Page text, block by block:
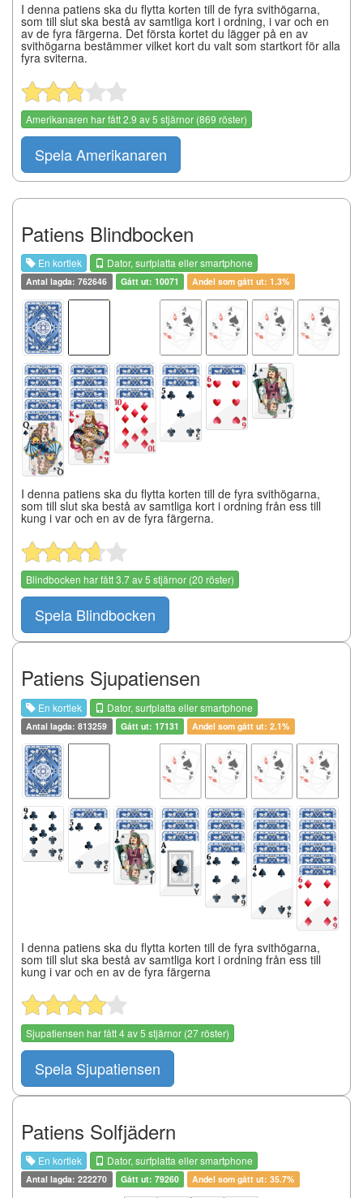
I denna patiens ska du flytta korten till de fyra svithögarna,
som till slut ska bestå av samtliga kort i ordning, i var och en
av de fyra färgerna. Det första kortet du lägger på en av
svithögarna bestämmer vilket kort du valt som startkort för alla
fyra sviterna.
Amerikanaren har fått2.9 av5 stjärnor (869 röster)
Spela Amerikanaren
Patiens Blindbocken
En kortlek Dator, surfplatta eller smartphone
Antal lagda: 762646 Gått ut: 10071 Andel som gått ut: 1.3%
I denna patiens ska du flytta korten till de fyra svithögarna,
som till slut ska bestå av samtliga kort i ordning från ess till
kung i var och en av de fyra färgerna.
Blindbocken har fått3.7av5 stjärnor (20 röster)
Spela Blindbocken
Patiens Sjupatiensen
En kortlek Dator, surfplatta eller smartphone
Antal lagda: 813259 Gått ut: 17131 Andel som gått ut: 2.1%
I denna patiens ska du flytta korten till de fyra svithögarna,
som till slut ska bestå av samtliga kort i ordning från ess till
kung i var och en av de fyra färgerna
Sjupatiensen har fått4av5 stjärnor (27röster)
Spela Sjupatiensen
Patiens Solfjädern
En kortlek Dator, surfplatta eller smartphone
Antal lagda: 222270 Gått ut: 79260 Andel som gått ut: 35.7%